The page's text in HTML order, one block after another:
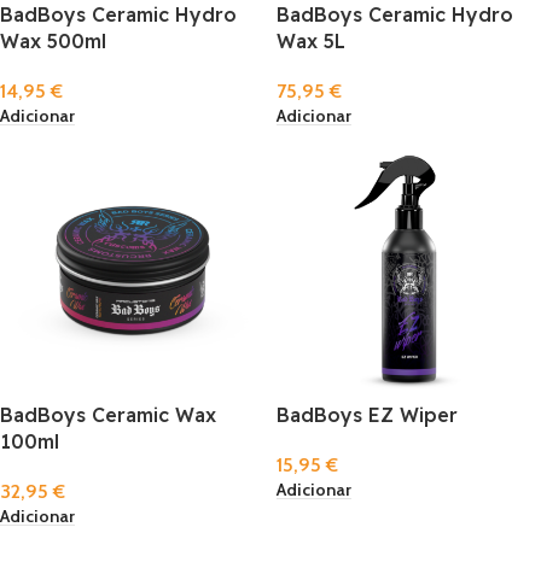
BadBoys Ceramic Hydro
Wax 500ml
14,95€
Adicionar
BadBoys Ceramic Hydro
Wax 5L
75,95€
Adicionar
BadBoys Ceramic Wax
100ml
32,95€
Adicionar
BadBoys EZ Wiper
15,95€
Adicionar